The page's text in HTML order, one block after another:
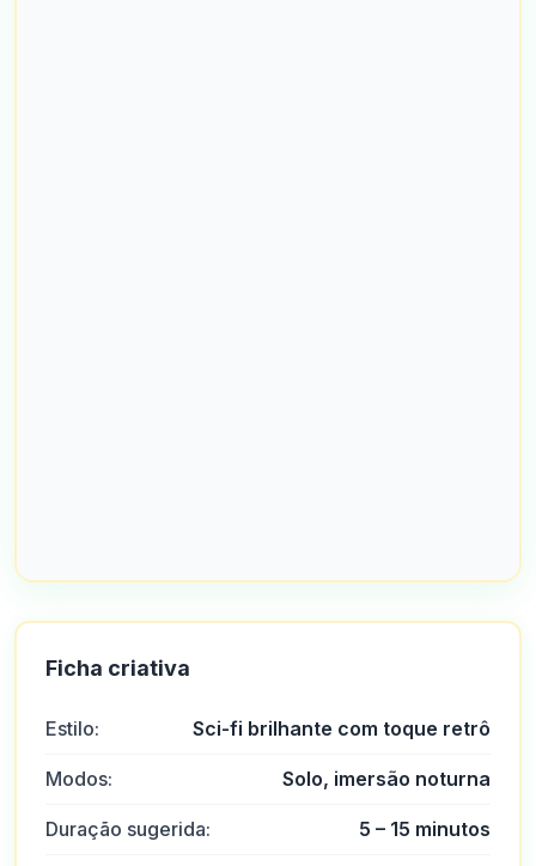
Ficha criativa
Estilo: Sci-fi brilhante com toque retrô
Modos: Solo, imersão noturna
Duração sugerida: 5 – 15 minutos